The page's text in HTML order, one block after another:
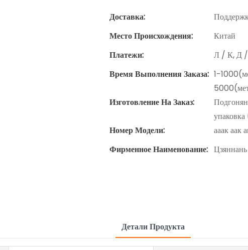
Доставка:
Место Происхождения:
Китай
Платежи:
Л / К, Д /
Время Выполнения Заказа: 1-
Изготовление На Заказ:
Номер Модели:
ааак аак
Фирменное Наименование: Цзяннань
Детали Продукта